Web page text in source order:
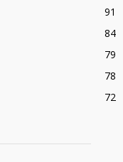
91
84
79
78
72